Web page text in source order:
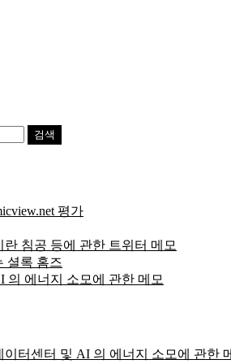
평가
침공 등에 관한 트위터 메모
셜록 홈즈
의 에너지 소모에 관한 메모
이터센터 및 AI 의 에너지 소모에 관한